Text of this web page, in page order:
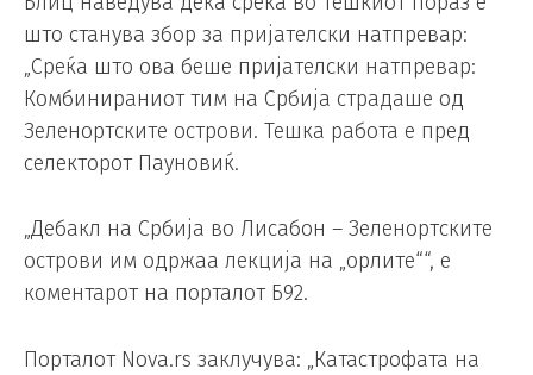
што станува збор за пријателски натпревар:
„Среќа што ова беше пријателски натпревар:
Комбинираниот тим на Србија страдаше од
Зеленортските острови. Тешка работа е пред
селекторот Пауновиќ.
„Дебакл на Србија во Лисабон – Зеленортските
острови им одржаа лекција на „орлите““, е
коментарот на порталот Б92.
Порталот Nova.rs заклучува: „Катастрофата на